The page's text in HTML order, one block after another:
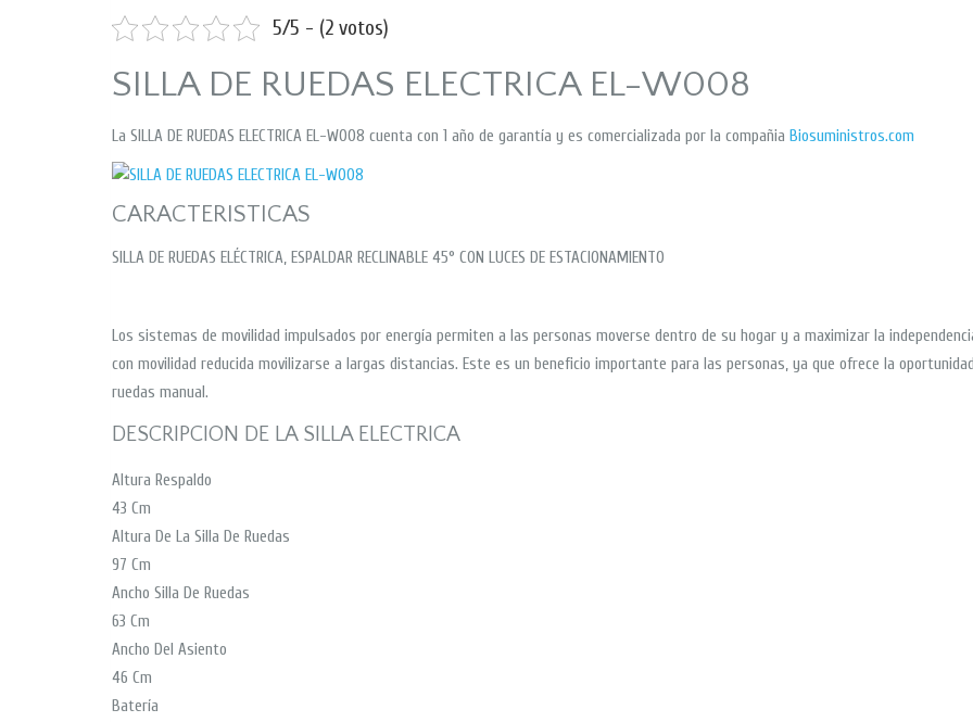
5/5 - (2 votos)
SILLA DE RUEDAS ELECTRICA EL-W008
La SILLA DE RUEDAS ELECTRICA EL-W008 cuenta con 1 año de garantía y es comercializada por la compañia Biosuministros.com
CARACTERISTICAS
SILLA DE RUEDAS ELÉCTRICA, ESPALDAR RECLINABLE 45° CON LUCES DE ESTACIONAMIENTO
Los sistemas de movilidad impulsados por energía permiten a las personas moverse dentro de su hogar y a maximizar la
con movilidad reducida movilizarse a largas distancias. Este es un beneficio importante para las personas, ya que ofrece la
ruedas manual.
DESCRIPCION DE LA SILLA ELECTRICA
Altura Respaldo
43 Cm
Altura De La Silla De Ruedas
97 Cm
Ancho Silla De Ruedas
63 Cm
Ancho Del Asiento
46 Cm
Batería